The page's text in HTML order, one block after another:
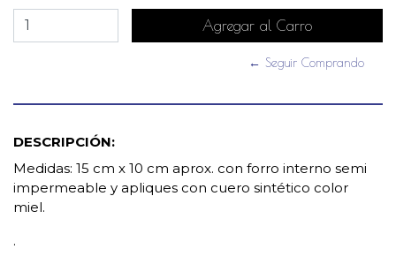
← Seguir Comprando
DESCRIPCIÓN:
Medidas: 15 cm x 10 cm aprox. con forro interno semi
impermeable y apliques con cuero sintético color
miel.
.